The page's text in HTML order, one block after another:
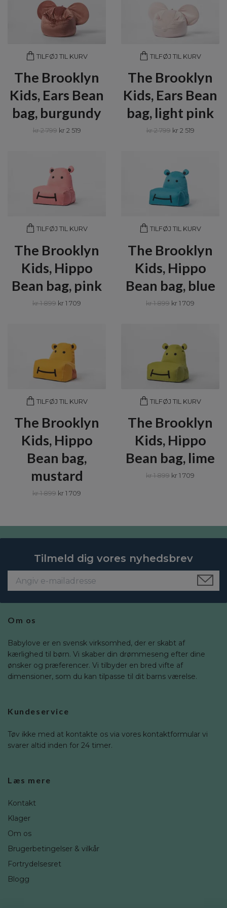
TILFØJ TIL KURV
The Brooklyn
Kids, Ears Bean
bag, burgundy
kr 2 799 kr 2 519
TILFØJ TIL KURV
The Brooklyn
Kids, Ears Bean
bag, light pink
kr 2 799 kr 2 519
TILFØJ TIL KURV
The Brooklyn
Kids, Hippo
Bean bag, pink
kr 1 899 kr 1 709
TILFØJ TIL KURV
The Brooklyn
Kids, Hippo
Bean bag, blue
kr 1 899 kr 1 709
TILFØJ TIL KURV
The Brooklyn
Kids, Hippo
Bean bag,
mustard
kr 1 899 kr 1 709
TILFØJ TIL KURV
The Brooklyn
Kids, Hippo
Bean bag, lime
kr 1 899 kr 1 709
Tilmeld dig vores nyhedsbrev
Om os
Babylove er en svensk virksomhed, der er skabt af
kærlighed til børn. Vi skaber din drømmeseng efter dine
ønsker og præferencer. Vi tilbyder en bred vifte af
dimensioner, som du kan tilpasse til dit barns værelse.
Kundeservice
Tøv ikke med at kontakte os via vores kontaktformular vi
svarer altid inden for 24 timer.
Læs mere
Kontakt
Klager
Om os
Brugerbetingelser & vilkår
Fortrydelsesret
Blogg